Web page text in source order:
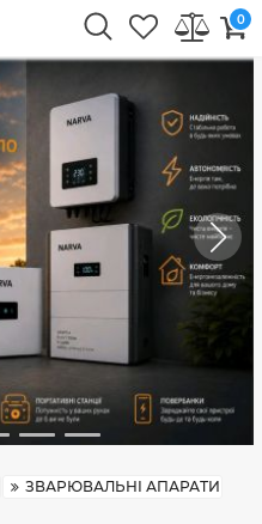
0
ЗВАРЮВАЛЬНІ АПАРАТИ